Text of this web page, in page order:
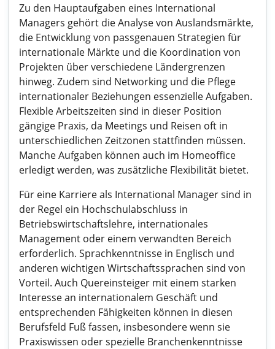
Zu den Hauptaufgaben eines International
Managers gehört die Analyse von Auslandsmärkte,
die Entwicklung von passgenauen Strategien für
internationale Märkte und die Koordination von
Projekten über verschiedene Ländergrenzen
hinweg. Zudem sind Networking und die Pflege
internationaler Beziehungen essenzielle Aufgaben.
Flexible Arbeitszeiten sind in dieser Position
gängige Praxis, da Meetings und Reisen oft in
unterschiedlichen Zeitzonen stattfinden müssen.
Manche Aufgaben können auch im Homeoffice
erledigt werden, was zusätzliche Flexibilität bietet.
Für eine Karriere als International Manager sind in
der Regel ein Hochschulabschluss in
Betriebswirtschaftslehre, internationales
Management oder einem verwandten Bereich
erforderlich. Sprachkenntnisse in Englisch und
anderen wichtigen Wirtschaftssprachen sind von
Vorteil. Auch Quereinsteiger mit einem starken
Interesse an internationalem Geschäft und
entsprechenden Fähigkeiten können in diesen
Berufsfeld Fuß fassen, insbesondere wenn sie
Praxiswissen oder spezielle Branchenkenntnisse